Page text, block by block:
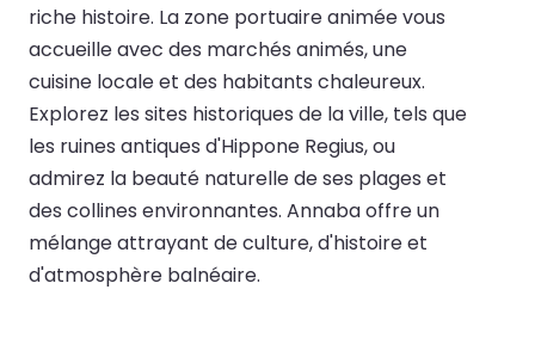
riche histoire. La zone portuaire animée vous
accueille avec des marchés animés, une
cuisine locale et des habitants chaleureux.
Explorez les sites historiques de la ville, tels que
les ruines antiques d'Hippone Regius, ou
admirez la beauté naturelle de ses plages et
des collines environnantes. Annaba offre un
mélange attrayant de culture, d'histoire et
d'atmosphère balnéaire.